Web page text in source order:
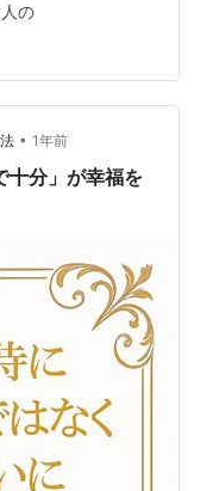
しみたい！」 本
楽しみたい！ で
い」と諦めていま
、明日からの毎日
るはずです。 そ
の
• 1年前
十分」が幸福を